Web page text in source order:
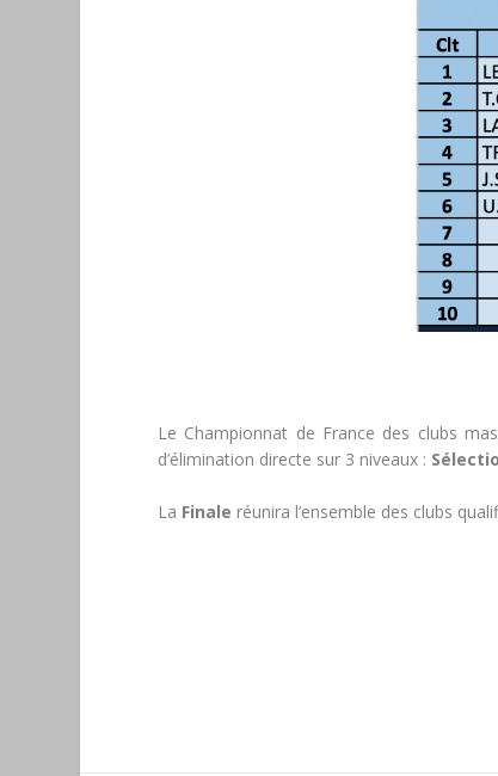
Le Championnat de France des clubs
d’élimination directe sur 3 niveaux :
La Finale réunira l’ensemble des clubs